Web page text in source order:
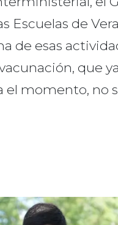
Escuelas de
de esas
que
el momento, no